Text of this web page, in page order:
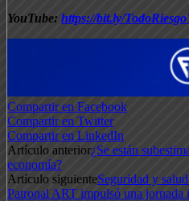
YouTube: https://bit.ly/
Compartir en Facebook
Compartir en Twitter
Compartir en LinkedIn
Artículo anterior¿Se están
economía?
Artículo siguienteSeguridad y
Patronal ART impulsó una jornada